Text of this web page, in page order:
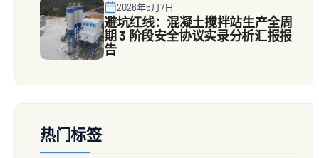
2026年5月7日
避坑红线：混凝土搅拌站生产全周
期 3 阶段安全协议实录分析汇报报
告
热门标签